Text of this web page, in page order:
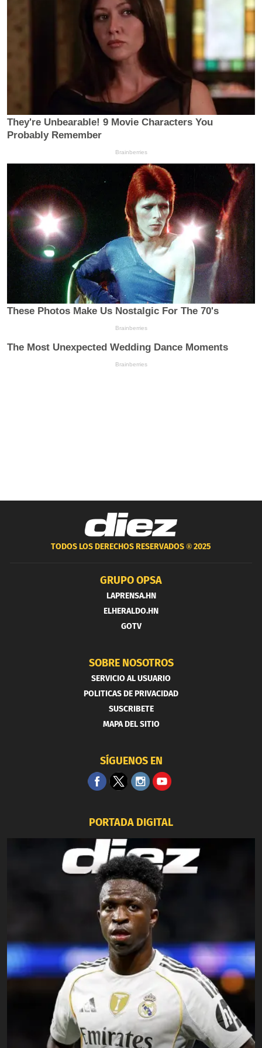
TODOS LOS DERECHOS RESERVADOS ®2025
GRUPO OPSA
LAPRENSA.HN
ELHERALDO.HN
GOTV
SOBRE NOSOTROS
SERVICIO AL USUARIO
POLITICAS DE PRIVACIDAD
SUSCRIBETE
MAPA DEL SITIO
SÍGUENOS EN
PORTADA DIGITAL